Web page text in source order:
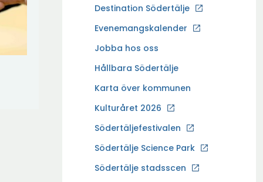
Destination Södertälje
Ö
p
n
a
y
t
f
ö
Evenemangskalender
Jobba hos oss
Ö
p
n
a
y
t
Hållbara Södertälje
Karta över kommunen
Kulturåret 2026
Södertäljefestivalen
Södertälje Science Park
Ö
p
Södertälje stadsscen